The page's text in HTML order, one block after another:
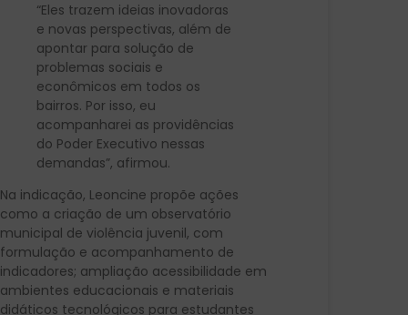
“Eles trazem ideias inovadoras
e novas perspectivas, além de
apontar para solução de
problemas sociais e
econômicos em todos os
bairros. Por isso, eu
acompanharei as providências
do Poder Executivo nessas
demandas”, afirmou.
Na indicação, Leoncine propõe ações
como a criação de um observatório
municipal de violência juvenil, com
formulação e acompanhamento de
indicadores; ampliação acessibilidade em
ambientes educacionais e materiais
didáticos tecnológicos para estudantes